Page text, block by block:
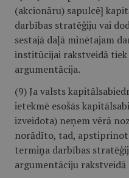
(akcionāru) sapulcē]
darbības stratēģiju vai
sestajā daļā minētajam
institūcijai rakstveidā
argumentācija.
(9) Ja valsts
ietekmē esošās
izveidota) neņem vērā
norādīto, tad,
termiņa darbības
argumentāciju